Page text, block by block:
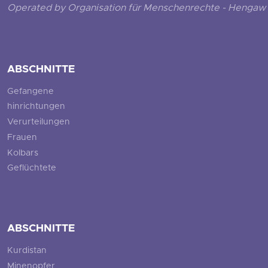
Operated by Organisation für Menschenrechte -
ABSCHNITTE
Gefangene
hinrichtungen
Verurteilungen
Frauen
Kolbars
Geflüchtete
ABSCHNITTE
Kurdistan